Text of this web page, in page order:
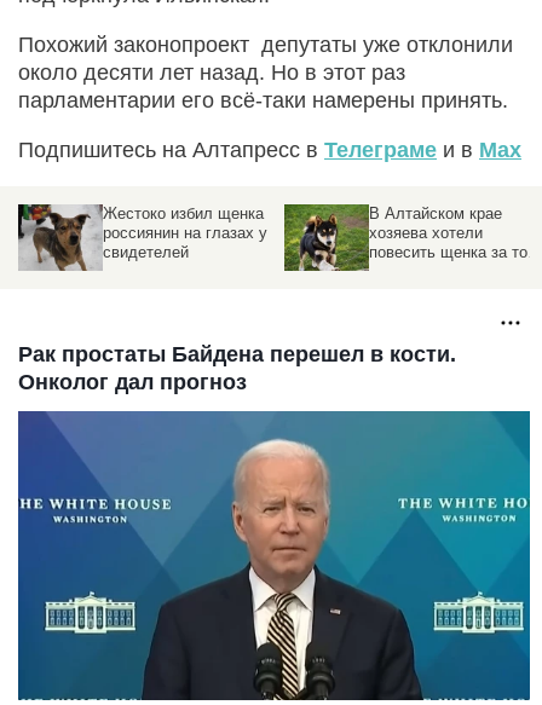
Похожий законопроект депутаты уже отклонили
около десяти лет назад. Но в этот раз
парламентарии его всё-таки намерены принять.
Подпишитесь на Алтапресс в Телеграме и в Max
Жестоко избил щенка
россиянин на глазах у
свидетелей
В Алтайском крае
хозяева хотели
повесить щенка за то,
Рак простаты Байдена перешел в кости.
Онколог дал прогноз